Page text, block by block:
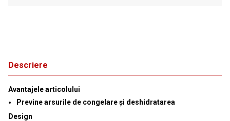
Descriere
Avantajele articolului
Previne arsurile de congelare și deshidratarea
Design